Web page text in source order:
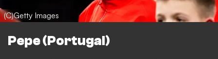
(C)Getty Images
Pepe (Portugal)